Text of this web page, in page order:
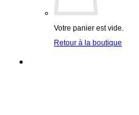
Votre panier est vide.
Retour à la boutique